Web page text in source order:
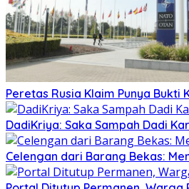
Peretas Rusia Klaim Punya
DadiKriya: Saka Sampah Dadi
Celengan dari Barang Bekas: